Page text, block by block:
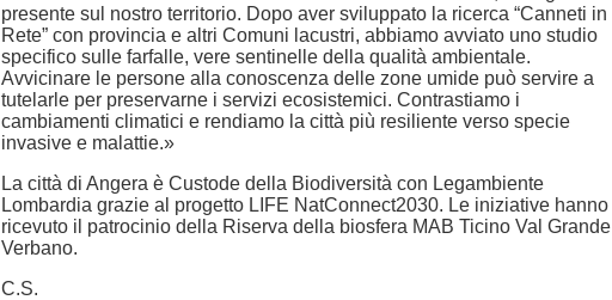
presente sul nostro territorio. Dopo aver sviluppato la ricerca “Canneti in
Rete” con provincia e altri Comuni lacustri, abbiamo avviato uno studio
specifico sulle farfalle, vere sentinelle della qualità ambientale.
Avvicinare le persone alla conoscenza delle zone umide può servire a
tutelarle per preservarne i servizi ecosistemici. Contrastiamo i
cambiamenti climatici e rendiamo la città più resiliente verso specie
invasive e malattie.»
La città di Angera è Custode della Biodiversità con Legambiente
Lombardia grazie al progetto LIFE NatConnect2030. Le iniziative hanno
ricevuto il patrocinio della Riserva della biosfera MAB Ticino Val Grande
Verbano.
C.S.